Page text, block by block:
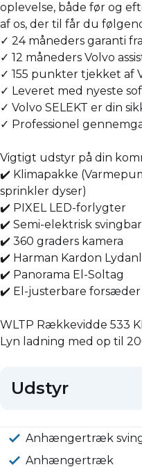
oplevelse, både før og
af os, der til får du
✓ 24 måneders garanti
✓ 12 måneders Volvo
✓ 155 punkter tjekket af
✓ Leveret med nyeste
✓ Volvo SELEKT er din
✓ Professionel
Vigtigt udstyr på din
✔️ Klimapakke
sprinkler dyser)
✔️ PIXEL LED-forlygter
✔️ Semi-elektrisk
✔️ 360 graders kamera
✔️ Harman Kardon
✔️ Panorama El-Soltag
✔️ El-justerbare forsæder
WLTP Rækkevidde 533
Lyn ladning med op til
Udstyr
Anhængertræk
Anhængertræk